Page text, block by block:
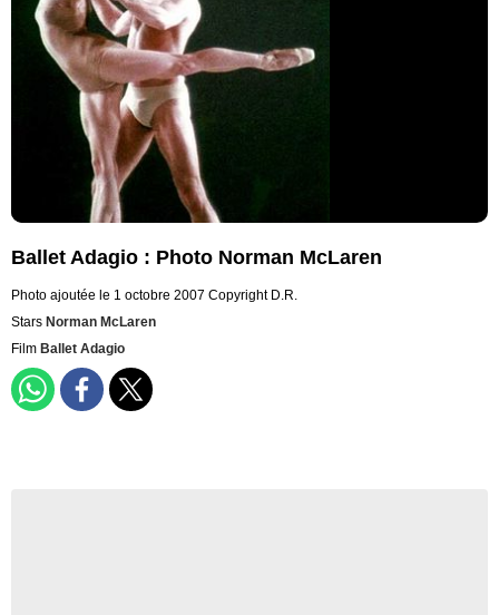
Ballet Adagio : Photo Norman McLaren
Photo ajoutée le 1 octobre 2007 Copyright D.R.
Stars Norman McLaren
Film Ballet Adagio